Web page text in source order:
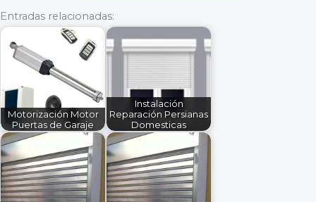
Entradas relacionadas:
Motorización Motor
Puertas de Garaje
Instalación
Reparación Persianas
Domesticas